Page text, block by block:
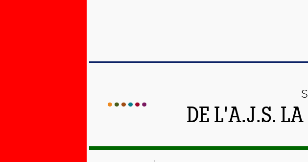
DE L'A.J.S.